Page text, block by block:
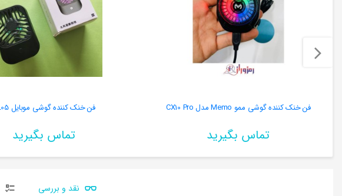
فن خنک کننده گوشی ممو Memo مدل CX10 Pro
تماس بگیرید
فن خنک کننده گوشی موبایل AL05
تماس بگیرید
نقد و بررسی